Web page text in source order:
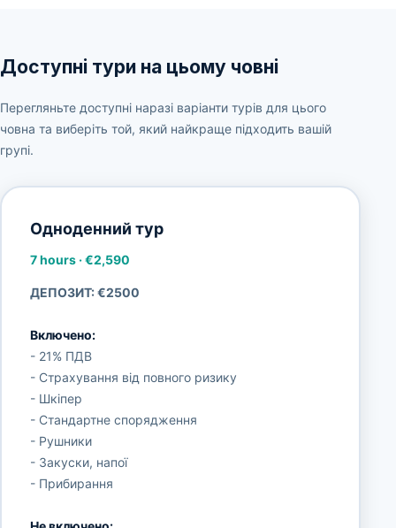
Доступні тури на цьому човні
Перегляньте доступні наразі варіанти турів для цього
човна та виберіть той, який найкраще підходить вашій
групі.
Одноденний тур
7 hours·€2,590
ДЕПОЗИТ: €2500
Включено:
- 21% ПДВ
- Страхування від повного ризику
- Шкіпер
- Стандартне спорядження
- Рушники
- Закуски, напої
- Прибирання